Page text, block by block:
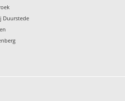
Duurstede